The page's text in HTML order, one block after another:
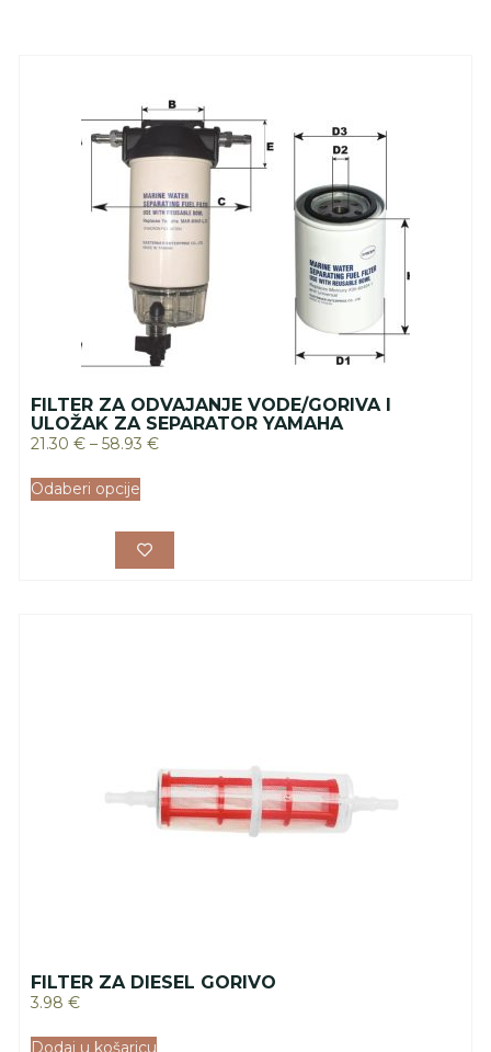
FILTER ZA ODVAJANJE VODE/GORIVA I
ULOŽAK ZA SEPARATOR YAMAHA
21.30 € – 58.93 €
Odaberi opcije
FILTER ZA DIESEL GORIVO
3.98 €